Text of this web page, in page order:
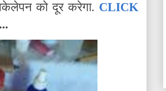
को दूर करेगा. CLICK
...